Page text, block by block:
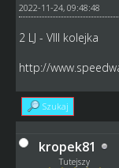
2022-11-24, 09:48:48
2 LJ - VIII kolejka
http://
Szukaj
kropek81
Tutejszy